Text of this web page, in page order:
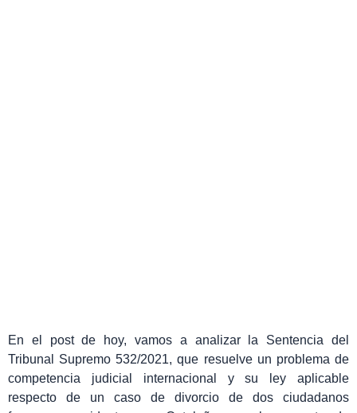
En el post de hoy, vamos a analizar la Sentencia del
Tribunal Supremo 532/2021, que resuelve un problema de
competencia judicial internacional y su ley aplicable
respecto de un caso de divorcio de dos ciudadanos